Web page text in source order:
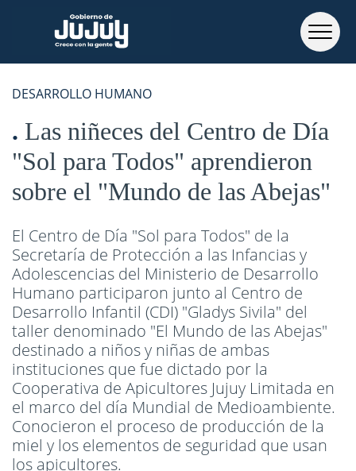
DESARROLLO HUMANO
Las niñeces del Centro de Día
"Sol para Todos" aprendieron
sobre el "Mundo de las Abejas"
El Centro de Día "Sol para Todos" de la
Secretaría de Protección a las Infancias y
Adolescencias del Ministerio de Desarrollo
Humano participaron junto al Centro de
Desarrollo Infantil (CDI) "Gladys Sivila" del
taller denominado "El Mundo de las Abejas"
destinado a niños y niñas de ambas
instituciones que fue dictado por la
Cooperativa de Apicultores Jujuy Limitada en
el marco del día Mundial de Medioambiente.
Conocieron el proceso de producción de la
miel y los elementos de seguridad que usan
los apicultores.